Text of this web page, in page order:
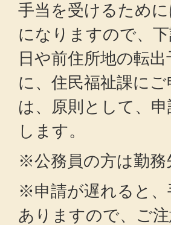
手当を受けるため
になりますので、
日や前住所地の転
に、住民福祉課に
は、原則として、
します。
※公務員の方は勤
※申請が遅れると、
ありますので、ご注